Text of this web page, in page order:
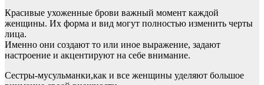
Красивые ухоженные брови важный момент каждой
женщины. Их форма и вид могут полностью изменить черты
лица.
Именно они создают то или иное выражение, задают
настроение и акцентируют на себе внимание.
Сестры-мусульманки,как и все женщины уделяют большое